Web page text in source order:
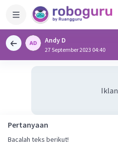
Andy D
27 September 2023 04:40
Iklan
Pertanyaan
Bacalah teks berikut!